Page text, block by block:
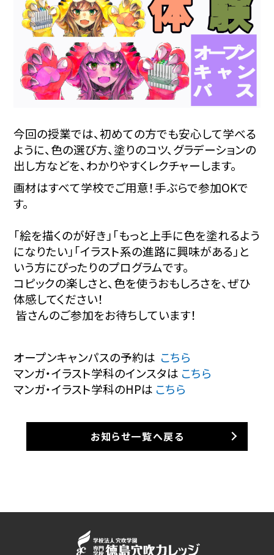
今回の授業では、初めての方でも安心して学べる
ように、色の選び方、塗りのコツ、グラデーションの
出し方などを、わかりやすくレクチャーします。
画材はすべて学校でご用意！手ぶらで参加OKで
す。
「絵を描くのが好き」「もっと上手に色を塗れるよう
になりたい」「イラスト系の進路に興味がある」と
いう方にぴったりのプログラムです。
コピックの楽しさと、色を使うおもしろさを、ぜひ
体感してください！
皆さんのご参加をお待ちしています！
オープンキャンパスの予約は こちら
マンガ・イラスト学科のインスタは こちら
マンガ・イラスト学科のHPは こちら
お知らせ一覧へ戻る